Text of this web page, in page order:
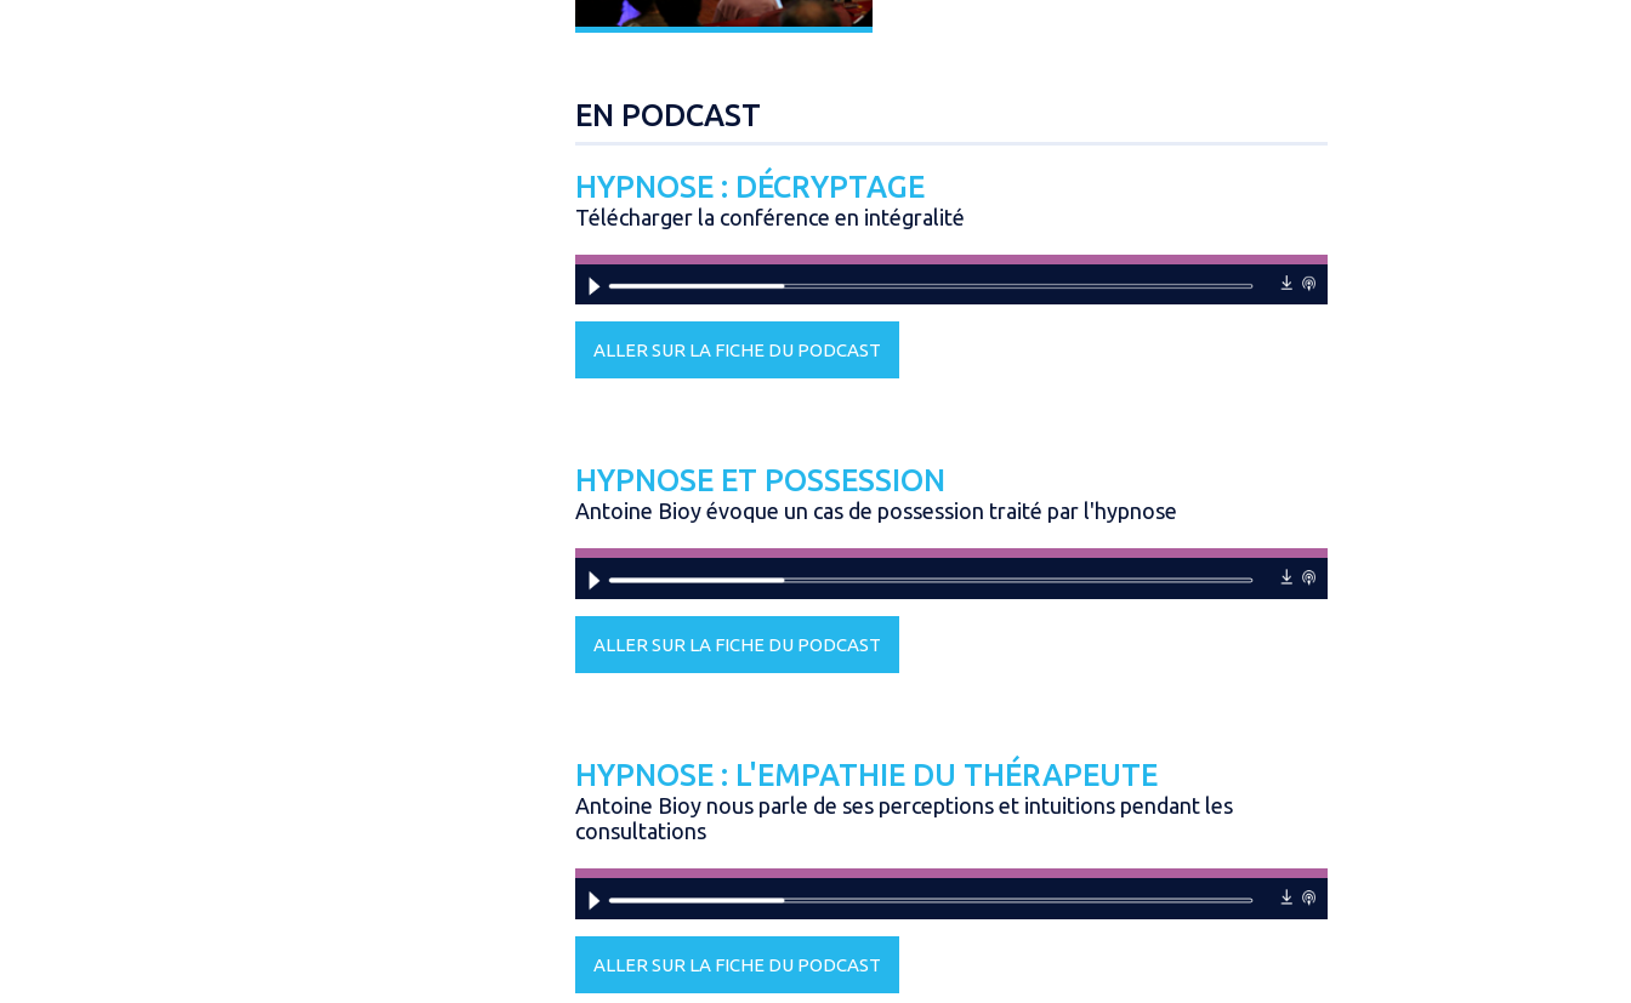
EN PODCAST
HYPNOSE : DÉCRYPTAGE
Télécharger la conférence en intégralité
ALLER SUR LA FICHE DU PODCAST
HYPNOSE ET POSSESSION
Antoine Bioy évoque un cas de possession traité par l'hypnose
ALLER SUR LA FICHE DU PODCAST
HYPNOSE : L'EMPATHIE DU THÉRAPEUTE
Antoine Bioy nous parle de ses perceptions et intuitions pendant les
consultations
ALLER SUR LA FICHE DU PODCAST